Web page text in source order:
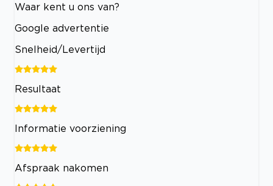
Waar kent u ons van?
Google advertentie
Snelheid/Levertijd
Resultaat
Informatie voorziening
Afspraak nakomen